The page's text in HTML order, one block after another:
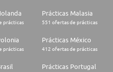
prácticas
Prácticas Malasia
551 ofertas de prácticas
prácticas
Prácticas México
412 ofertas de prácticas
Prácticas Portugal